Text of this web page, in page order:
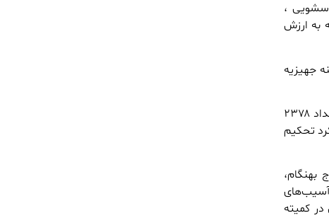
لباسشویی ،
نخست سالجاری ۸۸۷ سری جهیزیه به ارزش
جهیزیه
معاون حمایت و سلامت خانواده کمیته امداد استان گلستان، خاطر نشان کرد: در سال ۱۴۰۲ تعداد ۲۳۷۸
تحکیم
بهنگام،
آسیب‌های
کمیته